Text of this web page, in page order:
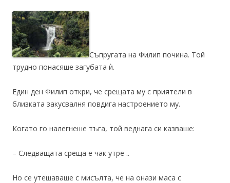
Съпругата на Филип почина. Той
трудно понасяше загубата ѝ.
Един ден Филип откри, че срещата му с приятели в
близката закусвалня повдига настроението му.
Когато го налегнеше тъга, той веднага си казваше:
– Следващата среща е чак утре ..
Но се утешаваше с мисълта, че на онази маса с